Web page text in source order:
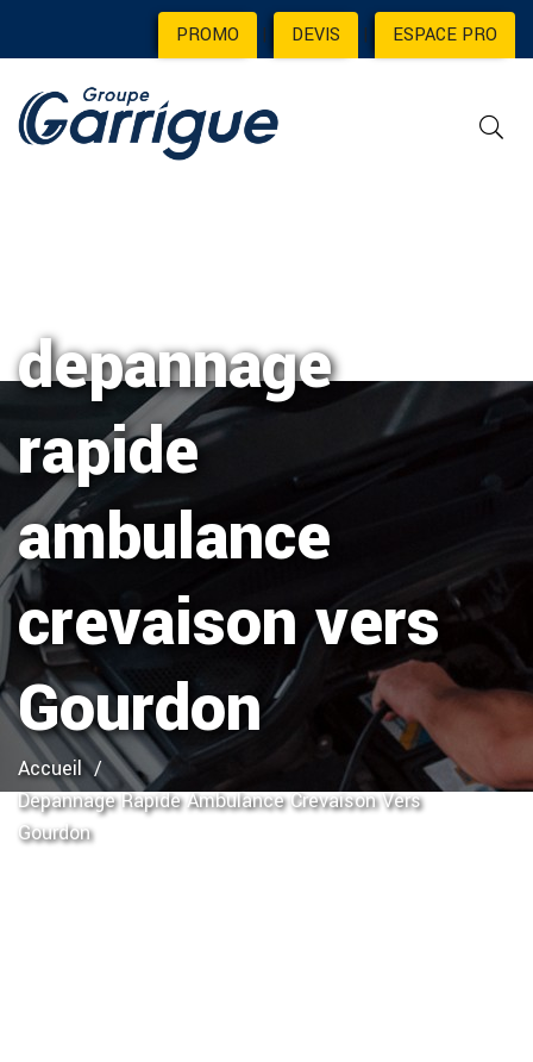
PROMO | DEVIS | ESPACE PRO
depannage
rapide
ambulance
crevaison vers
Gourdon
Accueil
Depannage Rapide Ambulance Crevaison Vers
Gourdon